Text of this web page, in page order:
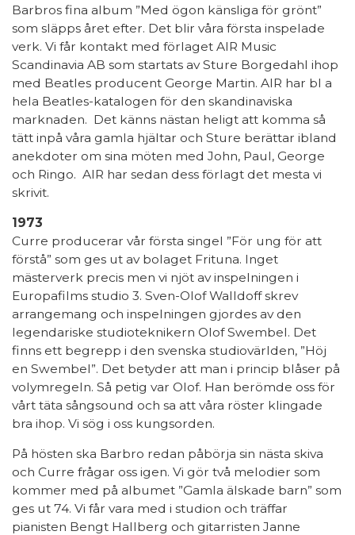
Barbros fina album ”Med ögon känsliga för grönt”
som släpps året efter. Det blir våra första inspelade
verk. Vi får kontakt med förlaget AIR Music
Scandinavia AB som startats av Sture Borgedahl ihop
med Beatles producent George Martin. AIR har bl a
hela Beatles-katalogen för den skandinaviska
marknaden. Det känns nästan heligt att komma så
tätt inpå våra gamla hjältar och Sture berättar ibland
anekdoter om sina möten med John, Paul, George
och Ringo. AIR har sedan dess förlagt det mesta vi
skrivit.
1973
Curre producerar vår första singel ”För ung för att
förstå” som ges ut av bolaget Frituna. Inget
mästerverk precis men vi njöt av inspelningen i
Europafilms studio 3. Sven-Olof Walldoff skrev
arrangemang och inspelningen gjordes av den
legendariske studioteknikern Olof Swembel. Det
finns ett begrepp i den svenska studiovärlden, ”Höj
en Swembel”. Det betyder att man i princip blåser på
volymregeln. Så petig var Olof. Han berömde oss för
vårt täta sångsound och sa att våra röster klingade
bra ihop. Vi sög i oss kungsorden.
På hösten ska Barbro redan påbörja sin nästa skiva
och Curre frågar oss igen. Vi gör två melodier som
kommer med på albumet ”Gamla älskade barn” som
ges ut 74. Vi får vara med i studion och träffar
pianisten Bengt Hallberg och gitarristen Janne